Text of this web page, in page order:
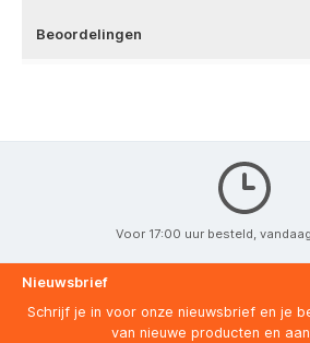
Beoordelingen
Voor 17:00 uur besteld,
Nieuwsbrief
Schrijf je in voor onze nieuwsbrief en je
van nieuwe producten en